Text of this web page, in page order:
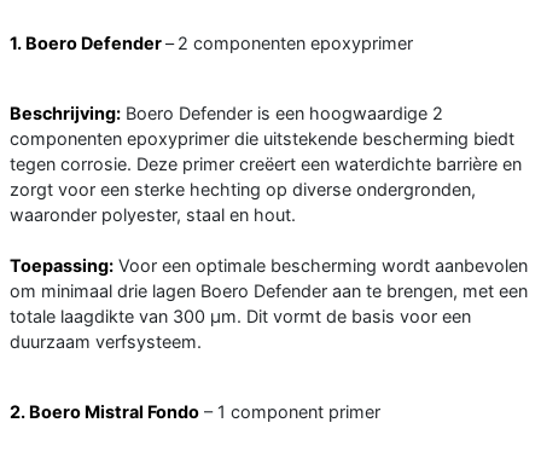
1. Boero Defender– 2 componenten epoxyprimer
Beschrijving: Boero Defender is een hoogwaardige 2
componenten epoxyprimer die uitstekende bescherming biedt
tegen corrosie. Deze primer creëert een waterdichte barrière en
zorgt voor een sterke hechting op diverse ondergronden,
waaronder polyester, staal en hout.
Toepassing: Voor een optimale bescherming wordt aanbevolen
om minimaal drie lagen Boero Defender aan te brengen, met een
totale laagdikte van 300 µm. Dit vormt de basis voor een
duurzaam verfsysteem.
2. Boero Mistral Fondo – 1 component primer